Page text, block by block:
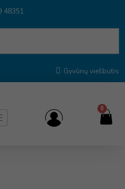
48351
Gyvūnų viešbutis
0